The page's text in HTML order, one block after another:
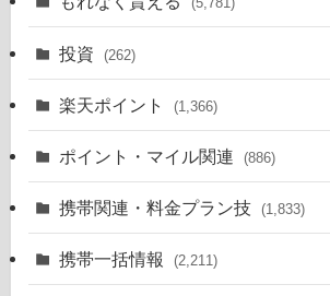
投資 (262)
楽天ポイント (1,366)
ポイント・マイル関連 (886)
携帯関連・料金プラン技 (1,833)
携帯一括情報 (2,211)